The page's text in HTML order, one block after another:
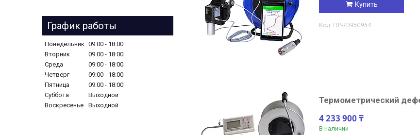
Купить
ITP-7D95C964
Термометрический
4 233 900 ₸
В наличии
График работы
Понедельник 09:00
18:00
Вторник
09:00
18:00
Среда
09:00
18:00
Четверг
09:00
18:00
Пятница
09:00
18:00
Суббота
Выходной
Воскресенье
Выходной